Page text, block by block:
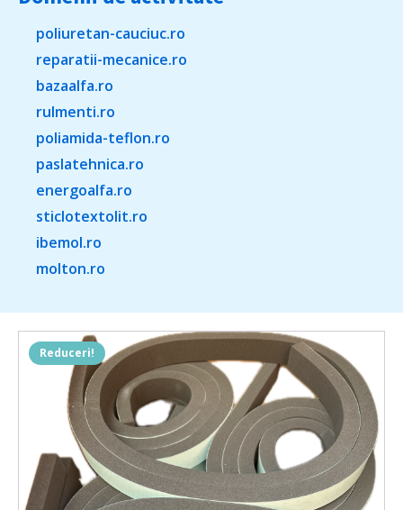
poliuretan-cauciuc.ro
reparatii-mecanice.ro
bazaalfa.ro
rulmenti.ro
poliamida-teflon.ro
paslatehnica.ro
energoalfa.ro
sticlotextolit.ro
ibemol.ro
molton.ro
Reduceri!